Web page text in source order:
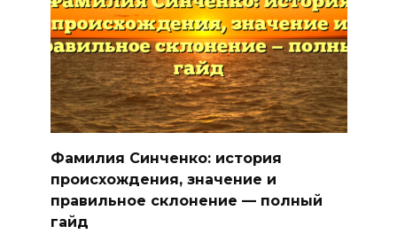
Фамилия Синченко: история
происхождения, значение и
правильное склонение — полный
гайд